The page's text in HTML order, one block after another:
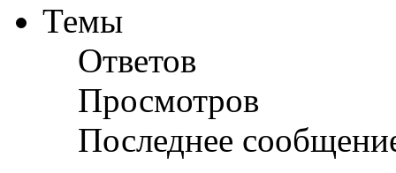
Темы
Ответов
Просмотров
Последнее